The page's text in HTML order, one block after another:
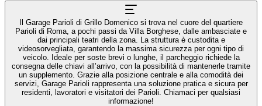
Il Garage Parioli di Grillo Domenico si trova nel cuore del quartiere
Parioli di Roma, a pochi passi da Villa Borghese, dalle ambasciate e
dai principali teatri della zona. La struttura è custodita e
videosorvegliata, garantendo la massima sicurezza per ogni tipo di
veicolo. Ideale per soste brevi o lunghe, il parcheggio richiede la
consegna delle chiavi all’arrivo, con la possibilità di mantenerle tramite
un supplemento. Grazie alla posizione centrale e alla comodità dei
servizi, Garage Parioli rappresenta una soluzione pratica e sicura per
residenti, lavoratori e visitatori dei Parioli. Chiamaci per qualsiasi
informazione!